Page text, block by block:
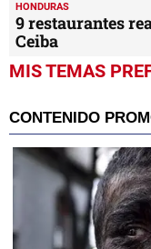
HONDURAS
9 restaurantes
Ceiba
MIS TEMAS